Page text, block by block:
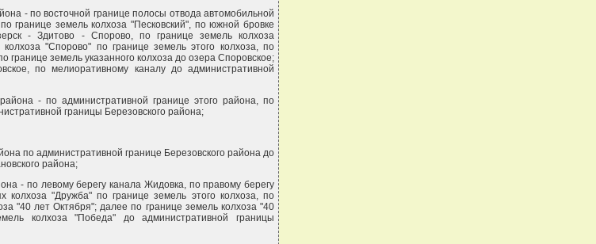
- по восточной границе полосы отвода автомобильной
границе земель колхоза "Песковский", по южной бровке
- Здитово - Спорово, по границе земель колхоза
"Спорово" по границе земель этого колхоза, по
границе земель указанного колхоза до озера Споровское;
по мелиоративному каналу до административной
- по административной границе этого района, по
границы Березовского района;
по административной границе Березовского района до
района;
- по левому берегу канала Жидовка, по правому берегу
колхоза "Дружба" по границе земель этого колхоза, по
"40 лет Октября"; далее по границе земель колхоза "40
колхоза "Победа" до административной границы